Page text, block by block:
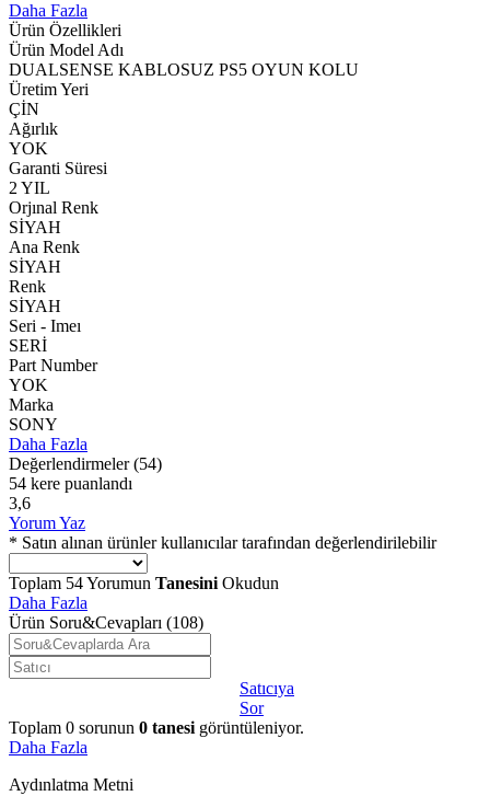
Daha Fazla
Ürün Özellikleri
Ürün Model Adı
DUALSENSE KABLOSUZ PS5 OYUN KOLU
Üretim Yeri
ÇİN
Ağırlık
YOK
Garanti Süresi
2 YIL
Orjınal Renk
SİYAH
Ana Renk
SİYAH
Renk
SİYAH
Seri - Imeı
SERİ
Part Number
YOK
Marka
SONY
Daha Fazla
Değerlendirmeler (54)
54 kere puanlandı
3,6
Yorum Yaz
* Satın alınan ürünler kullanıcılar tarafından değerlendirilebilir
Toplam 54Yorumun Tanesini Okudun
Daha Fazla
Ürün Soru&Cevapları (108)
Satıcıya
Sor
Toplam 0 sorunun 0 tanesi görüntüleniyor.
Daha Fazla
Aydınlatma Metni